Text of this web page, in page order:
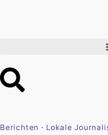
Berichten · Lokale